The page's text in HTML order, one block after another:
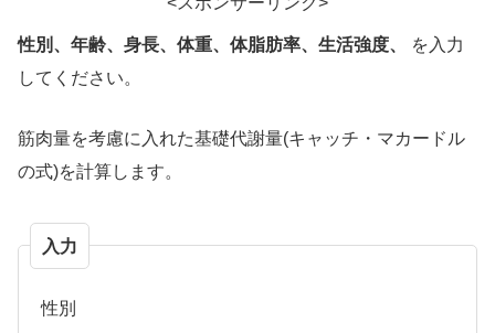
性別、年齢、身長、体重、体脂肪率、生活強度、
を入力
してください。
筋肉量を考慮に入れた基礎代謝量(キャッチ・マカードル
の式)を計算します。
入力
性別